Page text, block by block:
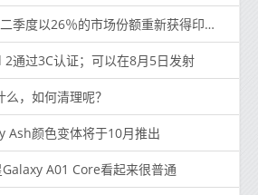
度以26％的市场份额重新获得印度第二名
2通过3C认证；可以在8月5日发射
，如何清理呢？
Ash颜色变体将于10月推出
A01 Core看起来很普通